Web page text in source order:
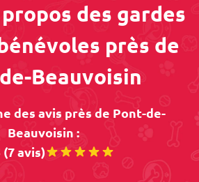
des gardes
près de
Beauvoisin
des avis près de Pont-de-
Beauvoisin :
(7 avis)